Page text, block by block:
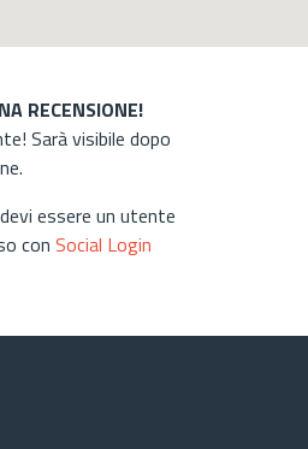
RECENSIONE!
Sarà visibile dopo
essere un utente
con Social Login